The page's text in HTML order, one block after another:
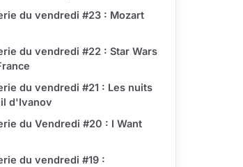
du vendredi #23 : Mozart
du vendredi #22 : Star Wars
du vendredi #21 : Les nuits
d'Ivanov
du Vendredi #20 : I Want
du vendredi #19 :